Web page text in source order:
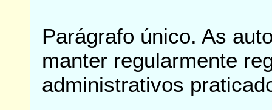
Parágrafo único. As
manter regularmente
administrativos